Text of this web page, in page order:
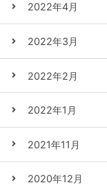
2022年4月
2022年3月
2022年2月
2022年1月
2021年11月
2020年12月